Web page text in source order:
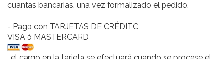
cuantas bancarias, una vez formalizado el pedido.
- Pago con TARJETAS DE CRÉDITO
VISA ó MASTERCARD